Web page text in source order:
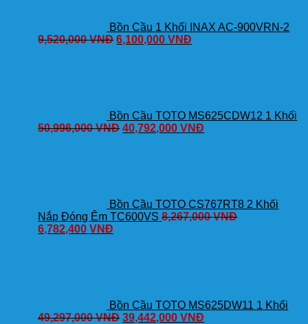
Bồn Cầu 1 Khối INAX AC-900VRN-2
9,520,000VNĐ 6,100,000VNĐ
Bồn Cầu TOTO MS625CDW12 1 Khối
50,996,000VNĐ 40,792,000VNĐ
Bồn Cầu TOTO CS767RT8 2 Khối
Nắp Đóng Êm TC600VS 8,267,000VNĐ
6,782,400VNĐ
Bồn Cầu TOTO MS625DW11 1 Khối
49,297,000VNĐ 39,442,000VNĐ